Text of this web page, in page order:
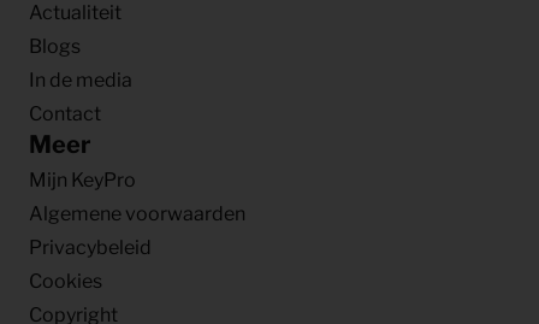
Actualiteit
Blogs
In de media
Contact
Meer
Mijn KeyPro
Algemene voorwaarden
Privacybeleid
Cookies
Copyright